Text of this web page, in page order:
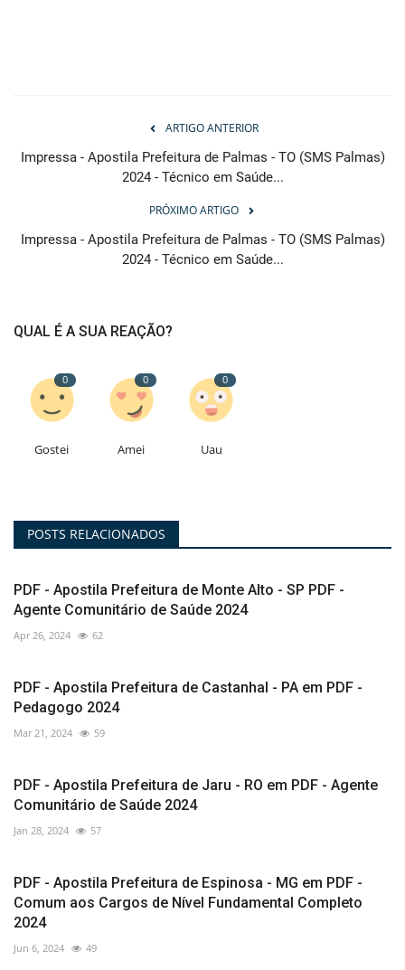
ARTIGO ANTERIOR
Impressa - Apostila Prefeitura de Palmas - TO (SMS Palmas)
2024 - Técnico em Saúde...
PRÓXIMO ARTIGO
Impressa - Apostila Prefeitura de Palmas - TO (SMS Palmas)
2024 - Técnico em Saúde...
QUAL É A SUA REAÇÃO?
0
Gostei
0
Amei
0
Uau
POSTS RELACIONADOS
PDF - Apostila Prefeitura de Monte Alto - SP PDF -
Agente Comunitário de Saúde 2024
Apr 26, 2024 62
PDF - Apostila Prefeitura de Castanhal - PA em PDF -
Pedagogo 2024
Mar 21, 2024 59
PDF - Apostila Prefeitura de Jaru - RO em PDF - Agente
Comunitário de Saúde 2024
Jan 28, 2024 57
PDF - Apostila Prefeitura de Espinosa - MG em PDF -
Comum aos Cargos de Nível Fundamental Completo
2024
Jun 6, 2024 49